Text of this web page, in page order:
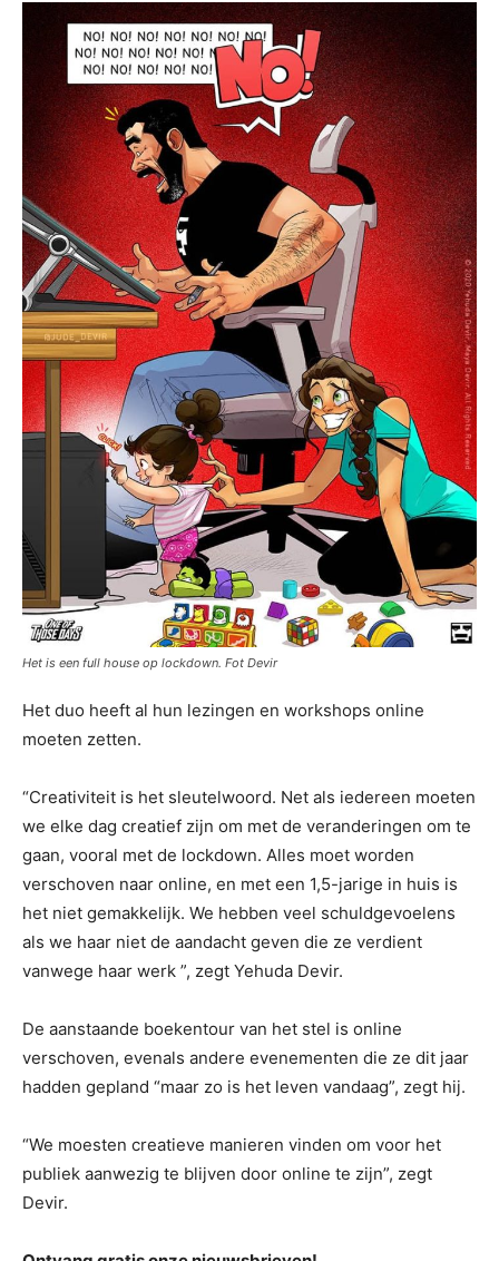
Het is een full house op lockdown. Fot Devir
Het duo heeft al hun lezingen en workshops online
moeten zetten.
“Creativiteit is het sleutelwoord. Net als iedereen moeten
we elke dag creatief zijn om met de veranderingen om te
gaan, vooral met de lockdown. Alles moet worden
verschoven naar online, en met een 1,5-jarige in huis is
het niet gemakkelijk. We hebben veel schuldgevoelens
als we haar niet de aandacht geven die ze verdient
vanwege haar werk ”, zegt Yehuda Devir.
De aanstaande boekentour van het stel is online
verschoven, evenals andere evenementen die ze dit jaar
hadden gepland “maar zo is het leven vandaag”, zegt hij.
“We moesten creatieve manieren vinden om voor het
publiek aanwezig te blijven door online te zijn”, zegt
Devir.